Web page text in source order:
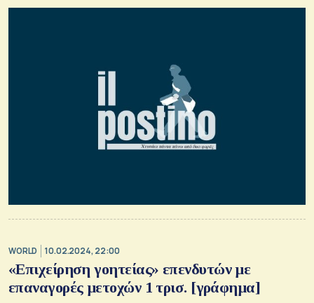
WORLD 10.02.2024, 22:00
«Επιχείρηση γοητείας» επενδυτών με
επαναγορές μετοχών 1 τρισ. [γράφημα]